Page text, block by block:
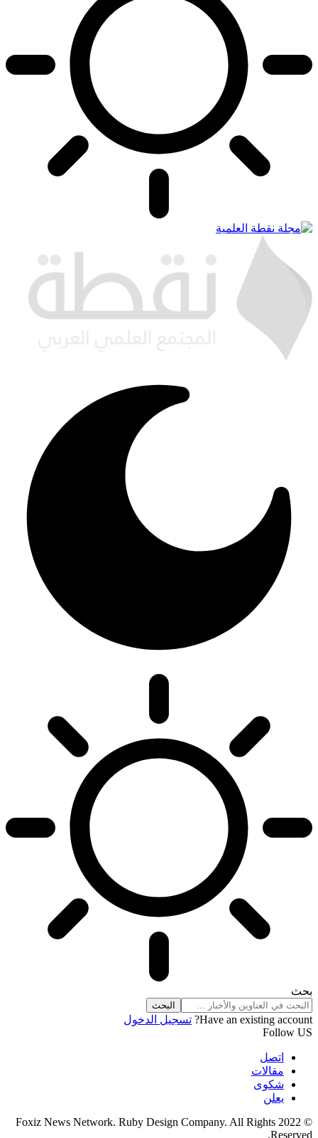
بحث
Have an existing account?
تسجيل الدخول
Follow US
اتصل
مقالات
شكوى
يعلن
© 2022 Foxiz News Network. Ruby Design Company. All Rights
Reserved.